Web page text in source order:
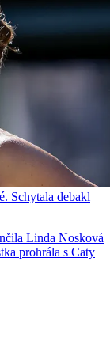
Schytala debakl
Linda Nosková
prohrála s Caty